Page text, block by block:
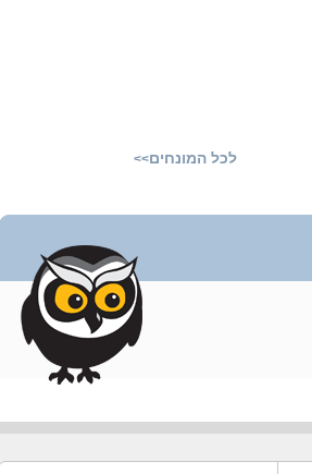
לכל המונחים>>